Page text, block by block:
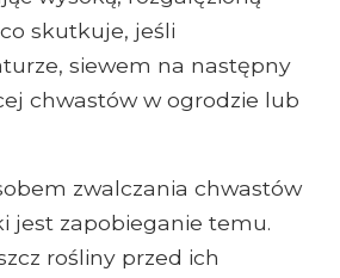
skutkuje, jeśli
siewem na następny
chwastów w ogrodzie lub
zwalczania chwastów
jest zapobieganie temu.
rośliny przed ich